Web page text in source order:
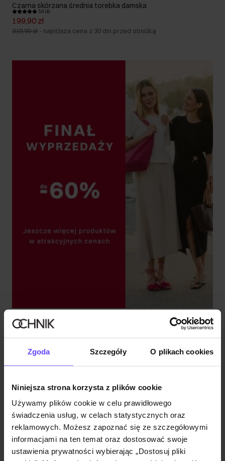
Zgoda Szczegóły O plikach cookies
Niniejsza strona korzysta z plików cookie
Używamy plików cookie w celu prawidłowego
świadczenia usług, w celach statystycznych oraz
reklamowych. Możesz zapoznać się ze szczegółowymi
informacjami na ten temat oraz dostosować swoje
ustawienia prywatności wybierając „Dostosuj pliki
Czarna skórzana średnia torebka damska
5.0 (4)
199,90 zł
319,90 zł - najniższa cena z 30 dni przed obniżką
FINAŁ WYPRZEDAŻY DO -60%